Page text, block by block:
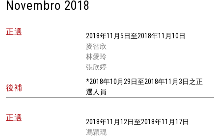
Novembro 2018
正選
2018年11月5日至2018年11月10日
麥智欣
林愛玲
張欣婷
後補
*2018年10月29日至2018年11月3日之正
選人員
正選
2018年11月12日至2018年11月17日
馮穎琨